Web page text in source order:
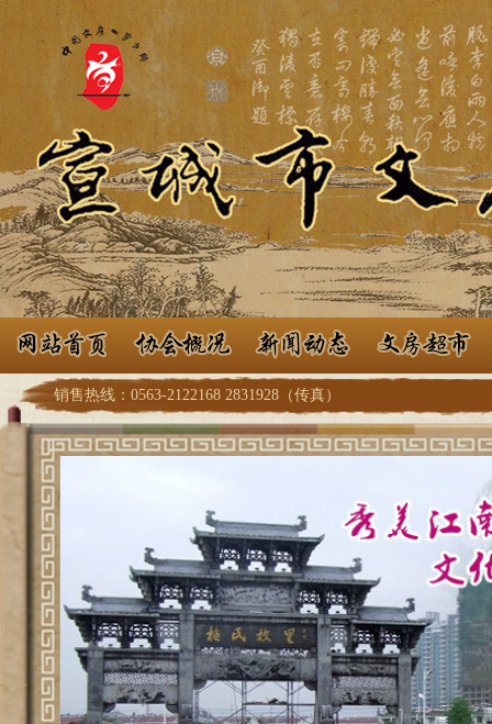
销售热线：0563-2122168 2831928（传真）